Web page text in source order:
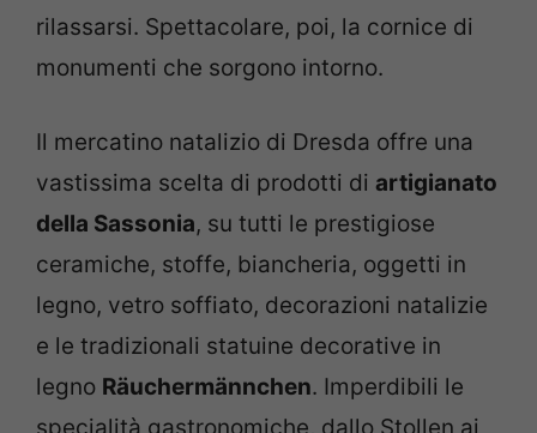
rilassarsi. Spettacolare, poi, la cornice di
monumenti che sorgono intorno.
Il mercatino natalizio di Dresda offre una
vastissima scelta di prodotti di artigianato
della Sassonia, su tutti le prestigiose
ceramiche, stoffe, biancheria, oggetti in
legno, vetro soffiato, decorazioni natalizie
e le tradizionali statuine decorative in
legno Räuchermännchen. Imperdibili le